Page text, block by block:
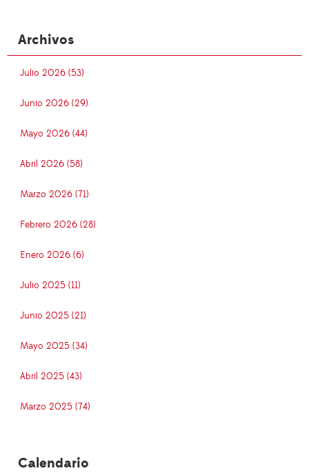
Archivos
Julio 2026 (53)
Junio 2026 (29)
Mayo 2026 (44)
Abril 2026 (58)
Marzo 2026 (71)
Febrero 2026 (28)
Enero 2026 (6)
Julio 2025 (11)
Junio 2025 (21)
Mayo 2025 (34)
Abril 2025 (43)
Marzo 2025 (74)
Calendario